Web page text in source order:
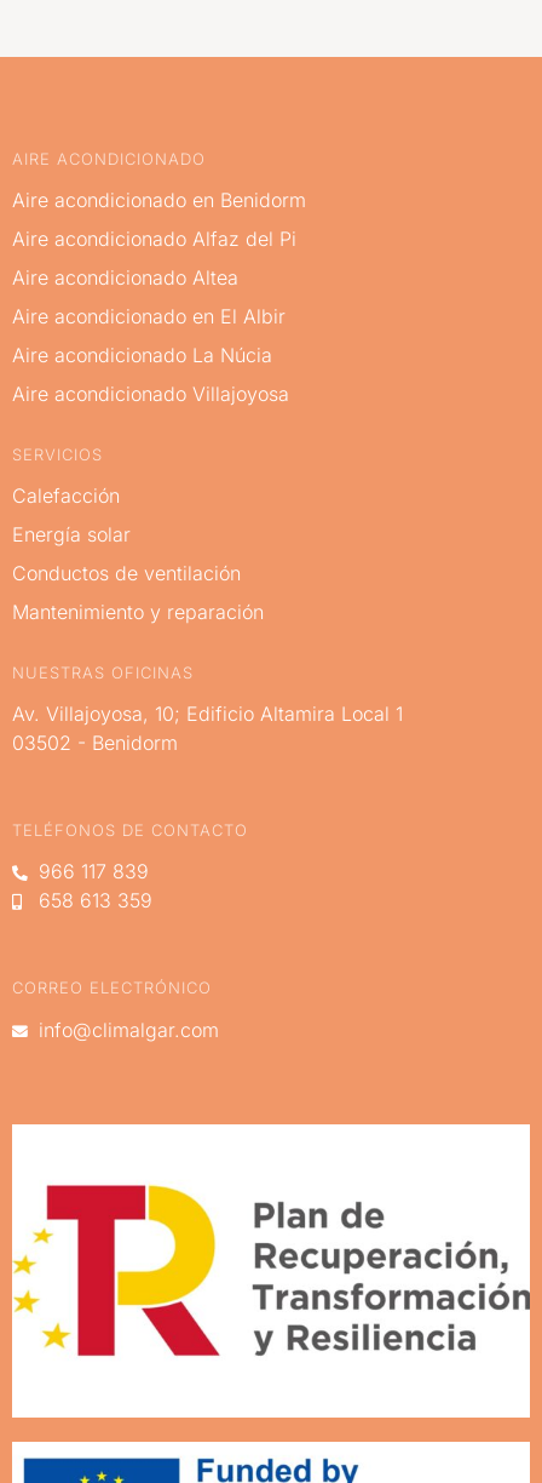
AIRE ACONDICIONADO
Aire acondicionado en Benidorm
Aire acondicionado Alfaz del Pi
Aire acondicionado Altea
Aire acondicionado en El Albir
Aire acondicionado La Núcia
Aire acondicionado Villajoyosa
SERVICIOS
Calefacción
Energía solar
Conductos de ventilación
Mantenimiento y reparación
NUESTRAS OFICINAS
Av. Villajoyosa, 10; Edificio Altamira Local 1
03502 - Benidorm
TELÉFONOS DE CONTACTO
966 117 839
658 613 359
CORREO ELECTRÓNICO
info@climalgar.com